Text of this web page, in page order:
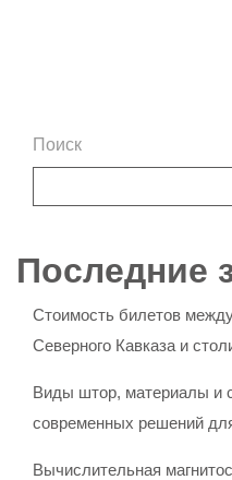
Поиск
Последние
Стоимость билетов
Северного Кавказа и
Виды штор, материалы и
современных решений
Вычислительная